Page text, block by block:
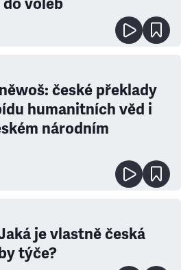
voleb
české překlady
humanitních věd i
národním
je vlastně česká
týče?